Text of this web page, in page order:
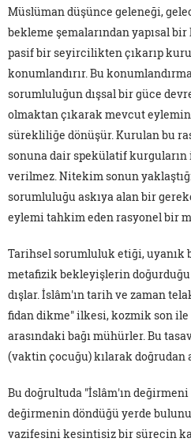
Müslüman düşünce geleneği,
bekleme şemalarından yapısal
pasif bir seyircilikten çıkarıp
konumlandırır. Bu
sorumluluğun dışsal bir güce
olmaktan çıkarak mevcut
sürekliliğe dönüşür. Kurulan bu
sonuna dair spekülatif
verilmez. Nitekim sonun
sorumluluğu askıya alan bir
eylemi tahkim eden rasyonel bir
Tarihsel sorumluluk etiği,
metafizik bekleyişlerin
dışlar. İslâm'ın tarih ve zaman
fidan dikme" ilkesi, kozmik son
arasındaki bağı mühürler. Bu
(vaktin çocuğu) kılarak doğrudan
Bu doğrultuda "İslâm'ın
değirmenin döndüğü yerde
vazifesini kesintisiz bir sürecin